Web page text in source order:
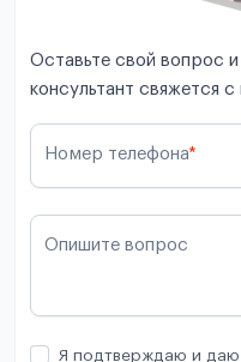
Оставьте свой вопрос
консультант свяжется
Номер телефона*
Опишите вопрос
Я подтверждаю и даю